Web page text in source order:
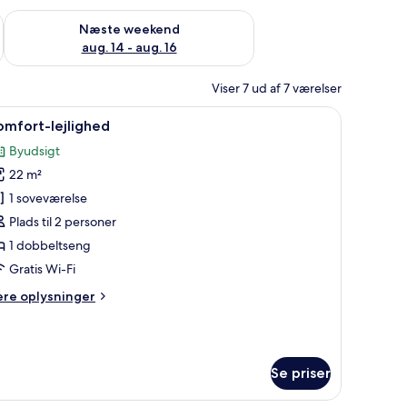
aug. 7 - aug. 9
Næste weekend
aug. 14 - aug. 16
Tjek tilgængelighed for næste weekend aug. 14 - aug. 16
Viser 7 ud af 7 værelser
skrivebord og indbyggede træhylder.En moderne stue med en grå sofa, et lille
12 lejlighed
Byudsigt
22 m²
1 soveværelse
Plads til 2 personer
1 dobbeltseng
Gratis Wi-Fi
oplysninger
Se priser